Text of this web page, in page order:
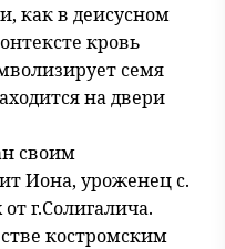
как в деисусном
кровь
семя
на двери
своим
Иона, уроженец с.
г.Солигалича.
костромским